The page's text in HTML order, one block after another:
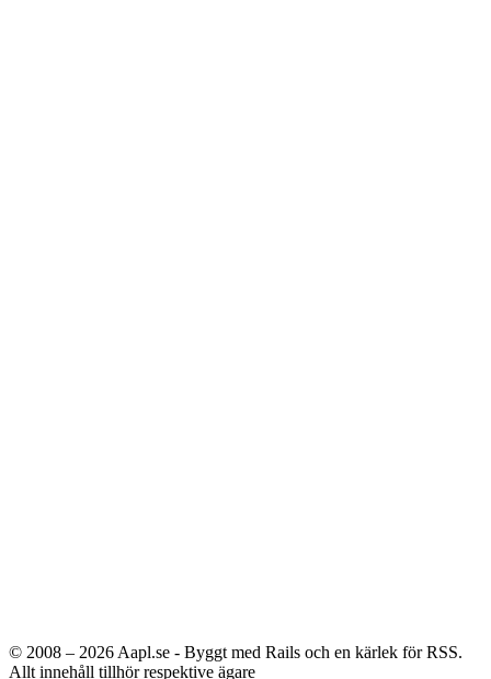
© 2008 – 2026 Aapl.se - Byggt med Rails och en kärlek för RSS.
Allt innehåll tillhör respektive ägare